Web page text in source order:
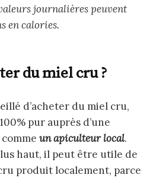
journalières peuvent
en calories.
du miel cru ?
d’acheter du miel cru,
pur auprès d’une
un apiculteur local.
haut, il peut être utile de
produit localement, parce